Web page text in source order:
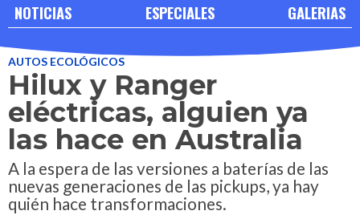
NOTICIAS ESPECIALES GALERIAS
AUTOS ECOLÓGICOS
Hilux y Ranger
eléctricas, alguien ya
las hace en Australia
A la espera de las versiones a baterías de las
nuevas generaciones de las pickups, ya hay
quién hace transformaciones.